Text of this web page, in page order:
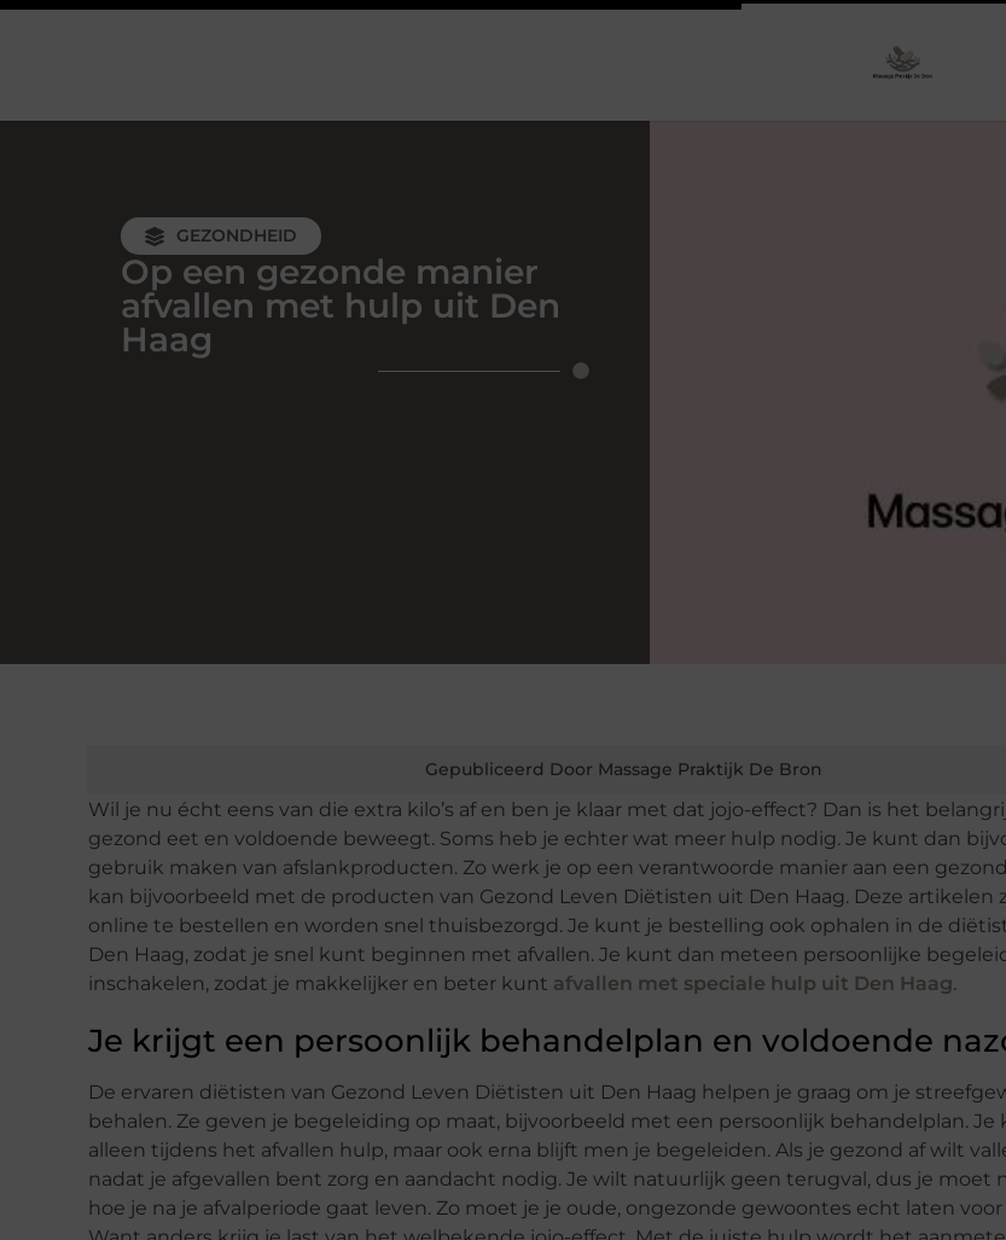
GEZONDHEID
Op een gezonde manier
afvallen met hulp uit Den
Haag
Gepubliceerd Door Massage Praktijk De Bron
Wil je nu écht eens van die extra kilo’s af en ben je klaar met dat jojo-effect? Dan is het
gezond eet en voldoende beweegt. Soms heb je echter wat meer hulp nodig. Je kunt dan
gebruik maken van afslankproducten. Zo werk je op een verantwoorde manier aan een
kan bijvoorbeeld met de producten van Gezond Leven Diëtisten uit Den Haag. Deze artikelen
online te bestellen en worden snel thuisbezorgd. Je kunt je bestelling ook ophalen in de
Den Haag, zodat je snel kunt beginnen met afvallen. Je kunt dan meteen persoonlijke
inschakelen, zodat je makkelijker en beter kunt afvallen met speciale hulp uit Den Haag.
Je krijgt een persoonlijk behandelplan en voldoende
De ervaren diëtisten van Gezond Leven Diëtisten uit Den Haag helpen je graag om je
behalen. Ze geven je begeleiding op maat, bijvoorbeeld met een persoonlijk behandelplan. Je
alleen tijdens het afvallen hulp, maar ook erna blijft men je begeleiden. Als je gezond af wilt
nadat je afgevallen bent zorg en aandacht nodig. Je wilt natuurlijk geen terugval, dus je moet
hoe je na je afvalperiode gaat leven. Zo moet je je oude, ongezonde gewoontes echt laten voor